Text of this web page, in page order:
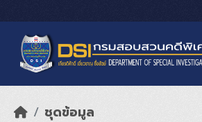
ชุดข้อมูล